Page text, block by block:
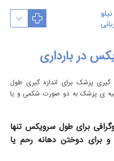
در بارداری
گیری پزشک برای اندازه گیری طول
ی پزشک به دو صورت شکمی و یا
برای طول سرویکس تنها
دوختن دهانه رحم یا